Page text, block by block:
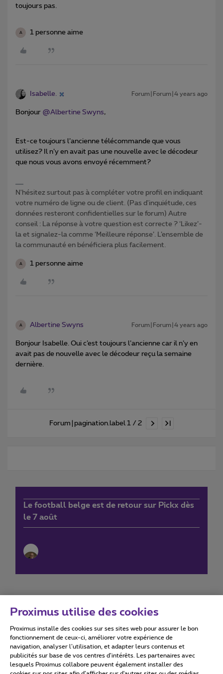
toujours pas.
A 1 personne aime
Isabelle. Forum|Forum|4 years ago
Bonjour @Albertine Swyns,
Est-ce toujours l’ancienne télécommande que vous
utilisez? Il n’y en avait pas une nouvelle avec le décodeur
que nous vous avons envoyé récemment?
N'hésitez surtout pas à compléter votre profil en indiquant
votre numéro de ligne ou de client. (Pas d'inquiétude, ces
données resteront confidentielles sur le forum) Autre
conseil : La réponse à votre question est correcte ? ‘Likez’-
la et signalez-la comme ‘Meilleure réponse’. L’ensemble de
la communauté en bénéficiera plus facilement.
A 1 personne aime
A Albertine Swyns Forum|Forum|4 years ago
Bonjour Isabelle. Oui c’est toujours l’ancienne car il n’y en
avait pas de nouvelle avec le décodeur reçu la semaine
dernière.
Forum|pagination.label 1 / 2
Le football belge est de retour sur Pickx dès
le 7 août
Conditions d'utilisation Accessibility statement
Proximus utilise des cookies
Proximus installe des cookies sur ses sites web pour assurer le bon
fonctionnement de ceux-ci, améliorer votre expérience de
navigation, analyser l’utilisation, et adapter leurs contenus et
publicités sur base de vos centres d’intérêts. Les partenaires avec
lesquels Proximus collabore peuvent également installer des